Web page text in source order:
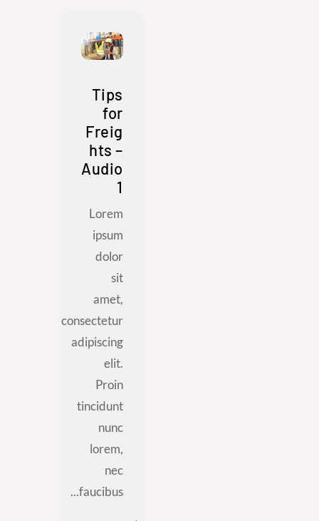
Tips
for
Freig
hts –
Audio
1
Lorem
ipsum
dolor
sit
amet,
consectetur
adipiscing
elit.
Proin
tincidunt
nunc
lorem,
nec
faucibus...